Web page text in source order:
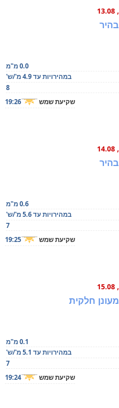
, 13.08
בהיר
0.0 מ"מ
במהירויות עד 4.9 מ'/ש'
8
שקיעת שמש 19:26
, 14.08
בהיר
0.6 מ"מ
במהירויות עד 5.6 מ'/ש'
7
שקיעת שמש 19:25
, 15.08
מעונן חלקית
0.1 מ"מ
במהירויות עד 5.1 מ'/ש'
7
שקיעת שמש 19:24